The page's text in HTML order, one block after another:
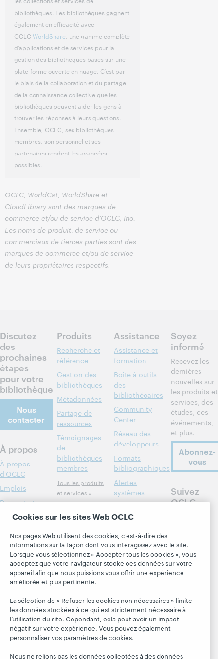
bibliothèques. Les bibliothèques gagnent
également en efficacité avec
OCLC WorldShare , une gamme complète
d’applications et de services pour la
gestion des bibliothèques basés sur une
plate-forme ouverte en nuage. C’est par
le biais de la collaboration et du partage
de la connaissance collective que les
bibliothèques peuvent aider les gens à
trouver les réponses à leurs questions.
Ensemble, OCLC, ses bibliothèques
membres, son personnel et ses
partenaires rendent les avancées
possibles.
OCLC, WorldCat, WorldShare et
CloudLibrary sont des marques de
commerce et/ou de service d'OCLC, Inc.
Les noms de produit, de service ou
commerciaux de tierces parties sont des
marques de commerce et/ou de service
de leurs propriétaires respectifs.
Discutez
des
prochaines
étapes
pour votre
bibliothèque
Nous
contacter
À propos
À propos
d'OCLC
Emplois
Respect et
appartenance
Administration
Adhésion
Gestion des
normes de
Produits
Recherche et
référence
Gestion des
bibliothèques
Métadonnées
Partage de
ressources
Témoignages
de
bibliothèques
membres
Tous les produits
et services »
WebJunction
Événements
Webinaires
sur demande
Assistance
Assistance et
formation
Boîte à outils
des
bibliothécaires
Community
Center
Réseau des
développeurs
Formats
bibliographiques
Alertes
systèmes
Hanging
together
Blogue
President's
Soyez
informé
Recevez les
dernières
nouvelles sur
les produits et
services, des
études, des
événements,
et plus.
Abonnez-
vous
Suivez
OCLC
nationales et internationales d’OCLC, Inc. et de ses
Cookies sur les sites Web OCLC
Nos pages Web utilisent des cookies, c'est-à-dire des
informations sur la façon dont vous interagissez avec le site.
Lorsque vous sélectionnez « Accepter tous les cookies », vous
acceptez que votre navigateur stocke ces données sur votre
appareil afin que nous puissions vous offrir une expérience
améliorée et plus pertinente.
La sélection de « Refuser les cookies non nécessaires » limite
les données stockées à ce qui est strictement nécessaire à
l’utilisation du site. Cependant, cela peut avoir un impact
négatif sur votre expérience. Vous pouvez également
personnaliser vos paramètres de cookies.
Nous ne relions pas les données collectées à des données